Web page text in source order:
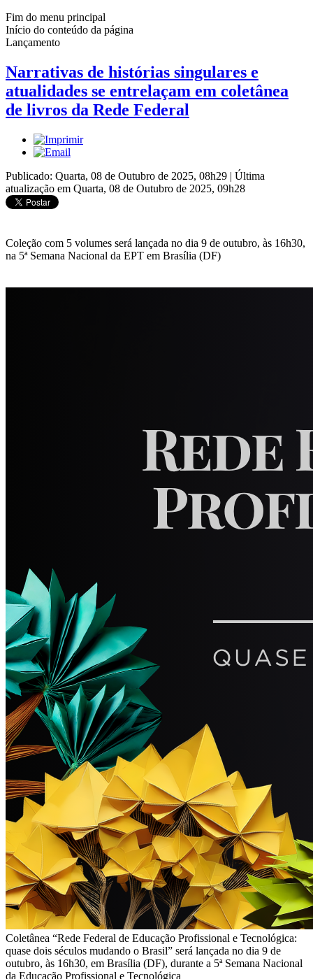
Fim do menu principal
Início do conteúdo da página
Lançamento
Narrativas de histórias singulares e
atualidades se entrelaçam em coletânea
de livros da Rede Federal
Publicado: Quarta, 08 de Outubro de 2025, 08h29 | Última
atualização em Quarta, 08 de Outubro de 2025, 09h28
Coleção com 5 volumes será lançada no dia 9 de outubro, às 16h30,
na 5ª Semana Nacional da EPT em Brasília (DF)
Coletânea “Rede Federal de Educação Profissional e Tecnológica:
quase dois séculos mudando o Brasil” será lançada no dia 9 de
outubro, às 16h30, em Brasília (DF), durante a 5ª Semana Nacional
da Educação Profissional e Tecnológica